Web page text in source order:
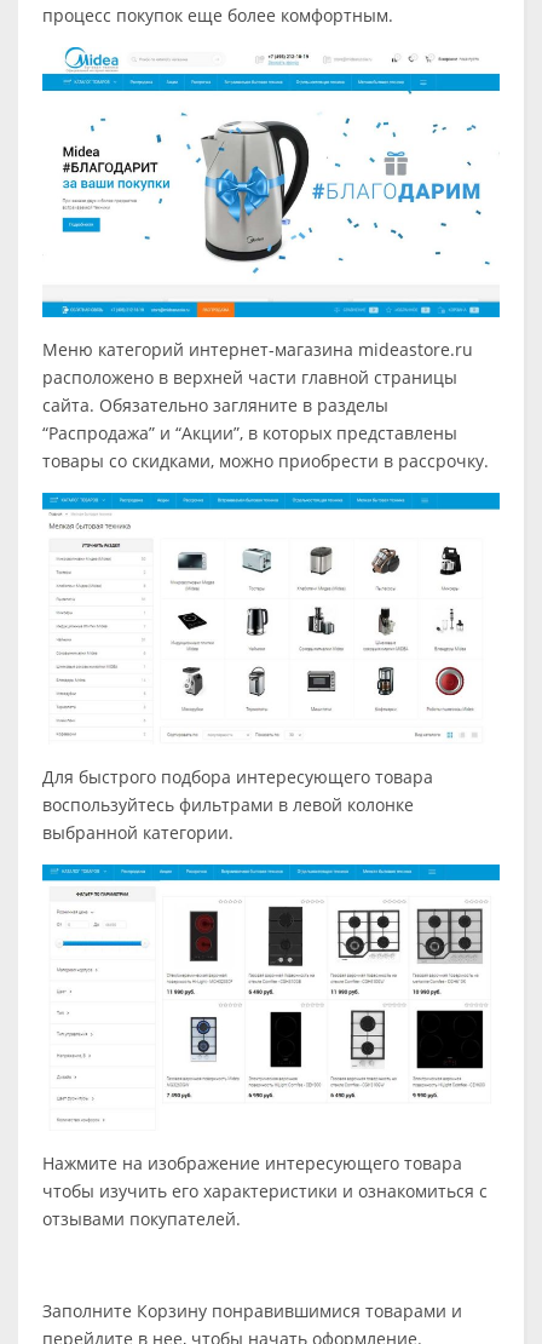
процесс покупок еще более комфортным.
Меню категорий интернет-магазина mideastore.ru
расположено в верхней части главной страницы
сайта. Обязательно загляните в разделы
“Распродажа” и “Акции”, в которых представлены
товары со скидками, можно приобрести в рассрочку.
Для быстрого подбора интересующего товара
воспользуйтесь фильтрами в левой колонке
выбранной категории.
Нажмите на изображение интересующего товара
чтобы изучить его характеристики и ознакомиться с
отзывами покупателей.
Заполните Корзину понравившимися товарами и
перейдите в нее, чтобы начать оформление.